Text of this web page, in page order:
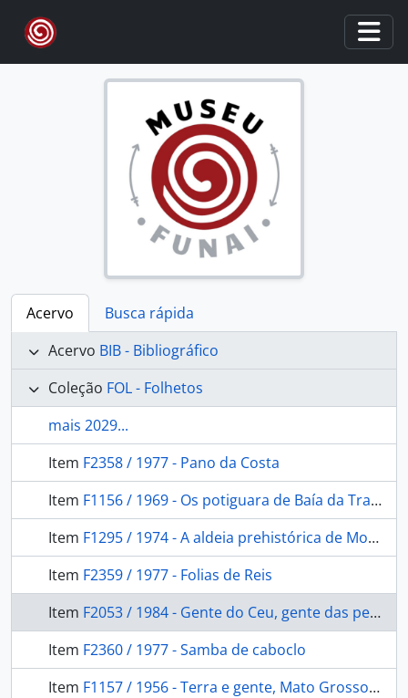
Skip to main content
Acervo
Busca rápida
Acervo BIB - Bibliográfico
Coleção FOL - Folhetos
mais 2029...
Item F2358 / 1977 - Pano da Costa
Item F1156 / 1969 - Os potiguara de Baía da Traição
Item F1295 / 1974 - A aldeia prehistórica de Monte Mór
Item F2359 / 1977 - Folias de Reis
Item F2053 / 1984 - Gente do Ceu, gente das pedras e demos da mata: espaço cosmológico e dualidade na cosmologia Kagwahiv.
Item F2360 / 1977 - Samba de caboclo
Item F1157 / 1956 - Terra e gente, Mato Grosso ilustrado